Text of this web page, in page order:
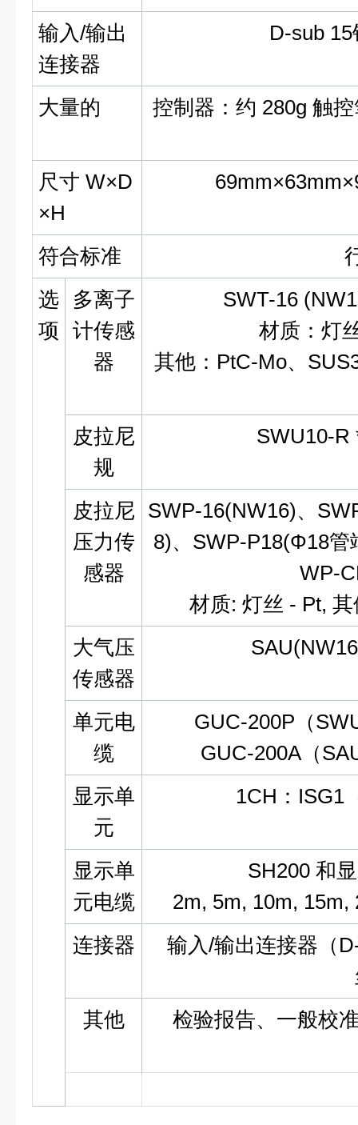
输入/输出
连接器
D-sub
大量的 控制器：约 280g 触
尺寸 W×D
×H
符合标准
选
项
多离子
计传感
器
SWT-16
材质：灯
其他：PtC-Mo、
皮拉尼
规
SWU10-R
皮拉尼
压力传
感器
SWP-16(NW16)、
8)、SWP-P18(Φ18
WP-
材质: 灯丝 - Pt,
大气压
传感器
单元电
缆
GUC-200P（
GUC-200A（
显示单
元
1CH：ISG1
显示单
元电缆
SH200 和
2m, 5m, 10m, 15m,
连接器
输入/输出连接器（
其他
检验报告、一般校